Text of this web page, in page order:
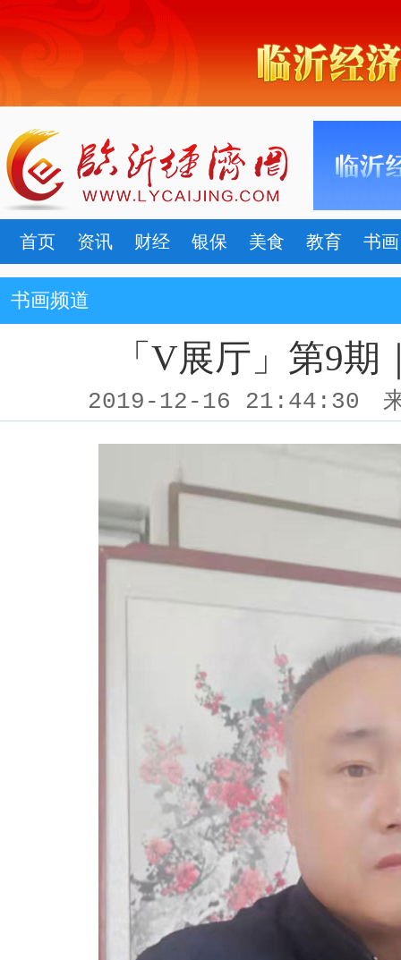
首页 资讯 财经 银保 美食 教育 书画
书画频道
「V展厅」第9
2019-12-16 21:44:30